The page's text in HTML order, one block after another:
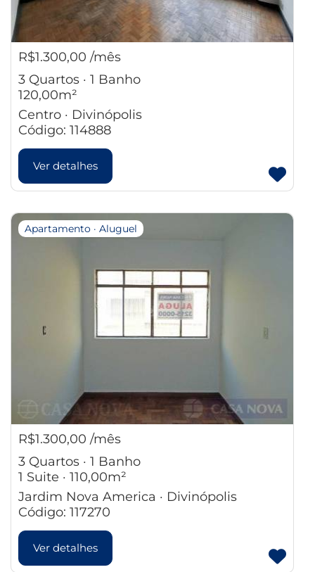
R$1.300,00 /mês
3 Quartos · 1 Banho
120,00m²
Centro · Divinópolis
Código: 114888
Ver detalhes
Apartamento · Aluguel
R$1.300,00 /mês
3 Quartos · 1 Banho
1 Suite · 110,00m²
Jardim Nova America · Divinópolis
Código: 117270
Ver detalhes